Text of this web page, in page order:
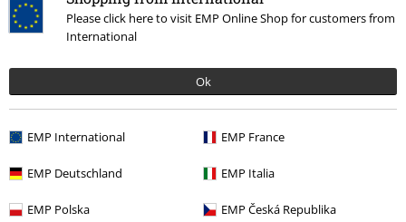
Please click here to visit EMP Online Shop for customers from
International
Ok
EMP International EMP France
EMP Deutschland EMP Italia
EMP Polska EMP Česká Republika
Desde18,99 €
Más categorías. Más opciones
Estilos Viking